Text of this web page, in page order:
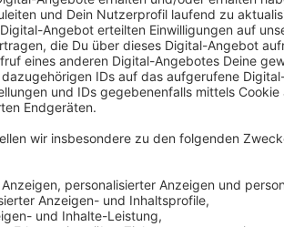
hat und macht sich in die Tiefen des Alls
stehen ihr dabei ihre mandalorianische
einstige Kapitänin Hera Syndulla (Mary
schon bald gejagt.
Streaming-Dienst: Disney+
Anzeige